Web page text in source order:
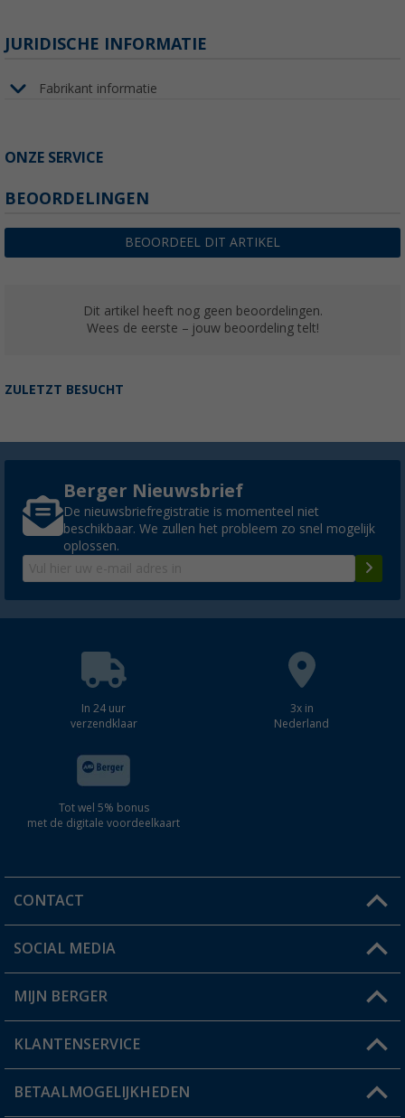
JURIDISCHE INFORMATIE
Fabrikant informatie
ONZE SERVICE
BEOORDELINGEN
BEOORDEEL DIT ARTIKEL
Dit artikel heeft nog geen beoordelingen.
Wees de eerste – jouw beoordeling telt!
ZULETZT BESUCHT
Berger Nieuwsbrief
De nieuwsbriefregistratie is momenteel niet
beschikbaar. We zullen het probleem zo snel mogelijk
oplossen.
In 24 uur
verzendklaar
3x in
Nederland
Tot wel 5% bonus
met de digitale voordeelkaart
CONTACT
Een vraag?
Winkel vinden
SOCIAL MEDIA
MIJN BERGER
Mijn account
Status bestelling
KLANTENSERVICE
FAQ & Contact
BETAALMOGELIJKHEDEN